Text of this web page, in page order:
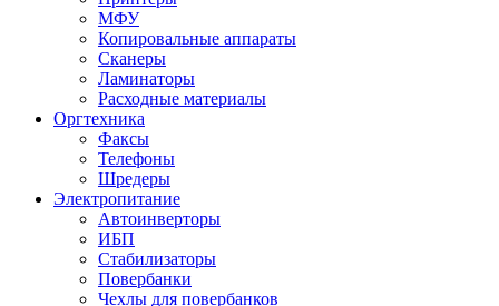
МФУ
Копировальные аппараты
Сканеры
Ламинаторы
Расходные материалы
Оргтехника
Факсы
Телефоны
Шредеры
Электропитание
Автоинверторы
ИБП
Стабилизаторы
Повербанки
Чехлы для повербанков